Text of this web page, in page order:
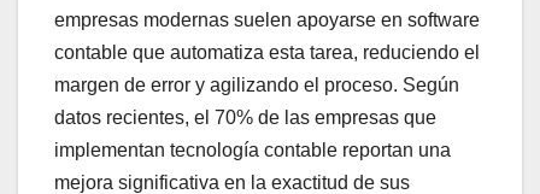
empresas modernas suelen apoyarse en software
contable que automatiza esta tarea, reduciendo el
margen de error y agilizando el proceso. Según
datos recientes, el 70% de las empresas que
implementan tecnología contable reportan una
mejora significativa en la exactitud de sus